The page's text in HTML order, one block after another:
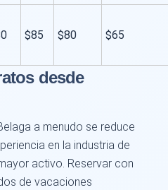
$85 $80 $65
desde
a menudo se reduce
en la industria de
activo. Reservar con
de vacaciones